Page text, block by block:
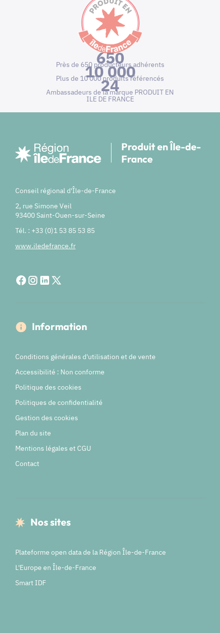
650
Près de 650 producteurs adhérents
10 000
Plus de 10 000 produits référencés
24
Ambassadeurs de la marque PRODUIT EN
ILE DE FRANCE
Produit en Île-de-
France
Conseil régional d'Île-de-France
2, rue Simone Veil
93400 Saint-Ouen-sur-Seine
Tél. : +33 (0)1 53 85 53 85
www.iledefrance.fr
Information
Conditions générales d'utilisation et de vente
Accessibilité : Non conforme
Politique des cookies
Politiques de confidentialité
Gestion des cookies
Plan du site
Mentions légales et CGU
Contact
Nos sites
Plateforme open data de la Région Île-de-France
L'Europe en Île-de-France
Smart IDF